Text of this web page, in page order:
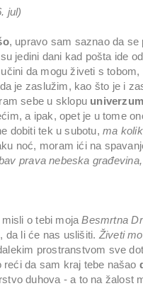
jul)
, upravo sam saznao da se
jedini dani kad pošta ide
da mogu živeti s
je zaslužim, kao što je i
sebe u sklopu
a ipak, opet je u tome
dobiti tek u subotu,ma
noć, moram ići na
prava nebeska
o tebi moja Besmrtna
da li će nas uslišiti. Živeti
prostranstvom sve
reći da sam kraj tebe našao
duhova - a to na žalost